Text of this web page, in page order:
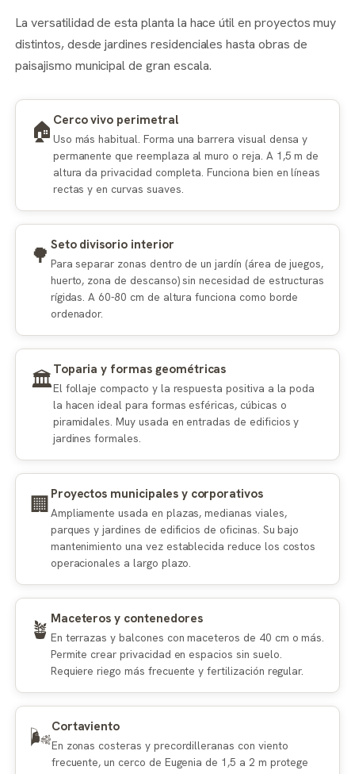
La versatilidad de esta planta la hace útil en proyectos muy
distintos, desde jardines residenciales hasta obras de
paisajismo municipal de gran escala.
🏠 Cerco vivo perimetral
Uso más habitual. Forma una barrera visual densa y
permanente que reemplaza al muro o reja. A 1,5 m de
altura da privacidad completa. Funciona bien en líneas
rectas y en curvas suaves.
🌳 Seto divisorio interior
Para separar zonas dentro de un jardín (área de juegos,
huerto, zona de descanso) sin necesidad de estructuras
rígidas. A 60-80 cm de altura funciona como borde
ordenador.
🏛️Toparia y formas geométricas
El follaje compacto y la respuesta positiva a la poda
la hacen ideal para formas esféricas, cúbicas o
piramidales. Muy usada en entradas de edificios y
jardines formales.
🏢 Proyectos municipales y corporativos
Ampliamente usada en plazas, medianas viales,
parques y jardines de edificios de oficinas. Su bajo
mantenimiento una vez establecida reduce los costos
operacionales a largo plazo.
🪴 Maceteros y contenedores
En terrazas y balcones con maceteros de 40 cm o más.
Permite crear privacidad en espacios sin suelo.
Requiere riego más frecuente y fertilización regular.
🌬️Cortaviento
En zonas costeras y precordilleranas con viento
frecuente, un cerco de Eugenia de 1,5 a 2 m protege